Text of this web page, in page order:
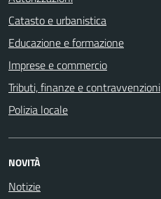
Catasto e urbanistica
Educazione e formazione
Imprese e commercio
Tributi, finanze e contravvenzioni
Polizia locale
NOVITÀ
Notizie